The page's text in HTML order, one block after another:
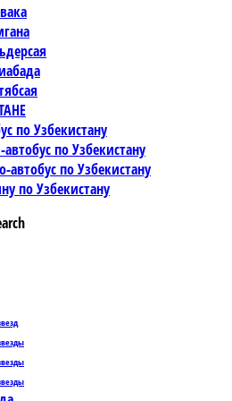
по Узбекистану
по Узбекистану
автобус по Узбекистану
по Узбекистану